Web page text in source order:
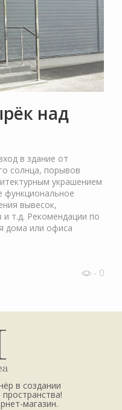
над
в здание от
солнца, порывов
украшением
функциональное
вывесок,
т.д. Рекомендации по
дома или офиса
- 0
в создании
магазин.